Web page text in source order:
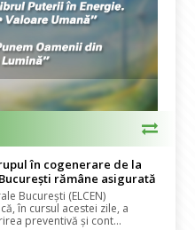
în cogenerare de la
rămâne asigurată
București (ELCEN)
în cursul acestei zile, a
preventivă și cont...